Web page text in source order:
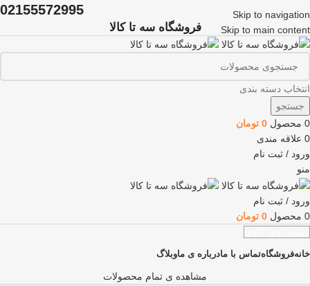
Skip to navigation
Skip to main content
02155572995
فروشگاه سه تا کالا
انتخاب دسته بندی
جستجو
0 محصول 0 تومان
0 علاقه مندی
ورود / ثبت نام
منو
ورود / ثبت نام
0 محصول 0 تومان
خانهفروشگاهتماس با مادرباره ی ماوبلاگ
مشاهده ی تمام محصولات